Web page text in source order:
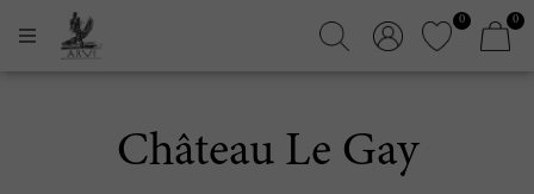
0 0
Château Le Gay